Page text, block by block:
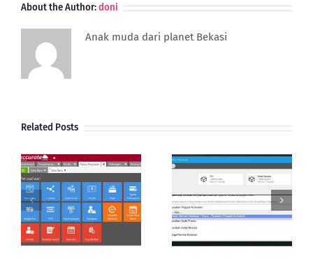
About the Author:doni
Anak muda dari planet Bekasi
Related Posts
Aktivasi Database
Accurate Online |
Reedem Kode
Prepaid
Cara Cek Status
Database Accurate